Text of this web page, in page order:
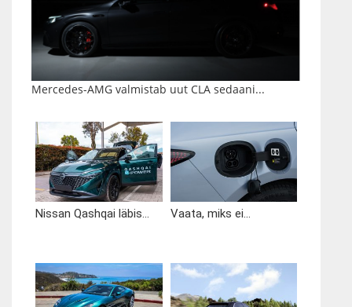
Mercedes-AMG valmistab uut CLA sedaani...
Nissan Qashqai läbis... Vaata, miks ei...